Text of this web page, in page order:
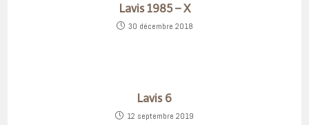
Lavis 1985 – X
30 décembre 2018
Lavis 6
12 septembre 2019